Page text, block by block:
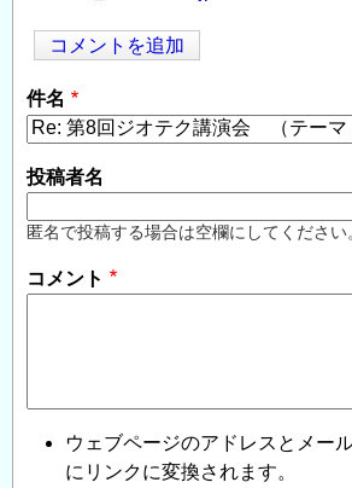
コメントを追加
件名
投稿者名
匿名で投稿する場合は空欄にしてください
コメント
ウェブページのアドレスとメー
にリンクに変換されます。